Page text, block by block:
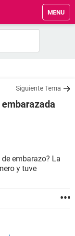
MENU
Siguiente Tema
embarazo? La
y tuve